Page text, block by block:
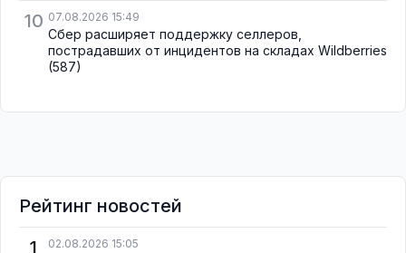
10 07.08.2026 15:49
Сбер расширяет поддержку селлеров,
пострадавших от инцидентов на складах Wildberries
(587)
Рейтинг новостей
1
02.08.2026 15:05